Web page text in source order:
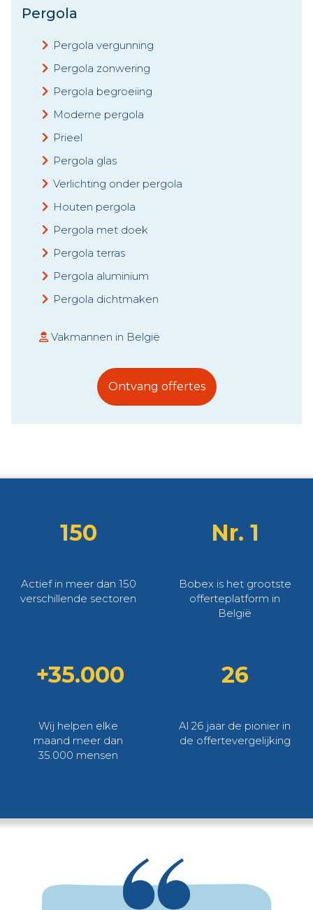
Pergola
Pergola vergunning
Pergola zonwering
Pergola begroeiing
Moderne pergola
Prieel
Pergola glas
Verlichting onder pergola
Houten pergola
Pergola met doek
Pergola terras
Pergola aluminium
Pergola dichtmaken
Vakmannen in België
Ontvang offertes
150
Actief in meer dan 150
verschillende sectoren
Nr. 1
Bobex is het grootste
offerteplatform in
België
+35.000
Wij helpen elke
maand meer dan
35.000 mensen
26
Al 26 jaar de pionier in
de offertevergelijking